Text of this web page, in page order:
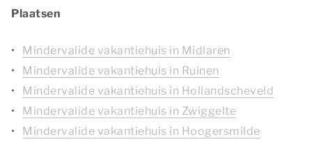
Plaatsen
Mindervalide vakantiehuis in Midlaren
Mindervalide vakantiehuis in Ruinen
Mindervalide vakantiehuis in Hollandscheveld
Mindervalide vakantiehuis in Zwiggelte
Mindervalide vakantiehuis in Hoogersmilde